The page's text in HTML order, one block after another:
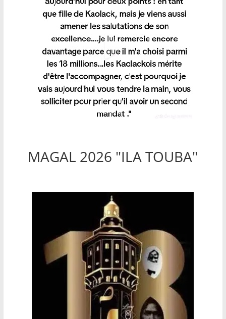
MAGAL 2026 "ILA TOUBA"